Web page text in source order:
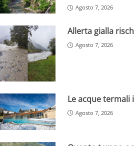
Agosto 7, 2026
Allerta gialla
Agosto 7, 2026
Le acque termali
Agosto 7, 2026